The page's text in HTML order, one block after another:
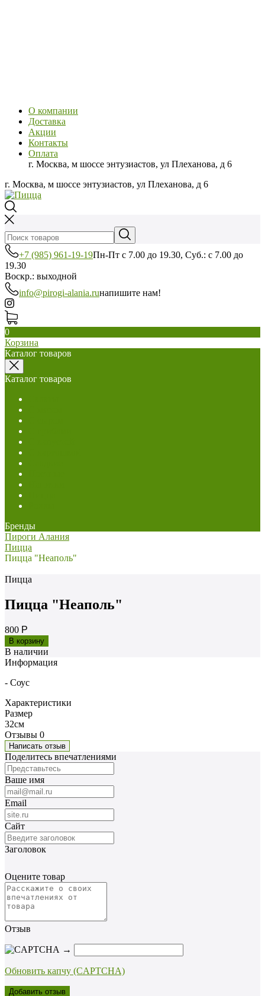
О компании
Доставка
Акции
Контакты
Оплата
г. Москва, м шоссе энтузиастов, ул Плеханова, д 6
г. Москва, м шоссе энтузиастов, ул Плеханова, д 6
+7 (985) 961-19-19Пн-Пт с 7.00 до 19.30, Суб.: с 7.00 до
19.30
Воскр.: выходной
info@pirogi-alania.ruнапишите нам!
0
Корзина
Каталог товаров
Каталог товаров
Бренды
Пироги Алания
Пицца
Пицца "Неаполь"
Пицца
Пицца "Неаполь"
800 Р
В наличии
Информация
- Соус
Характеристики
Размер
32см
Отзывы 0
Написать отзыв
Поделитесь впечатлениями
Ваше имя
Email
Сайт
Заголовок
Оцените товар
Отзыв
→
Обновить капчу (CAPTCHA)